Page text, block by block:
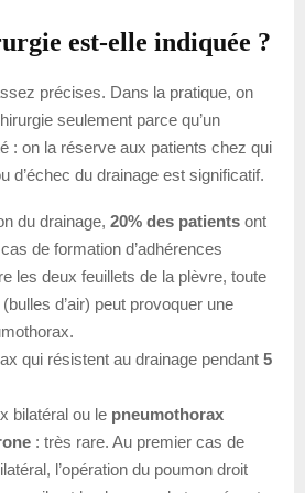
est-elle indiquée ?
précises. Dans la pratique, on
seulement parce qu’un
: on la réserve aux patients chez qui
d’échec du drainage est significatif.
du drainage, 20% des patients ont
de formation d’adhérences
les deux feuillets de la plèvre, toute
d’air) peut provoquer une
qui résistent au drainage pendant 5
bilatéral ou le pneumothorax
: très rare. Au premier cas de
l’opération du poumon droit